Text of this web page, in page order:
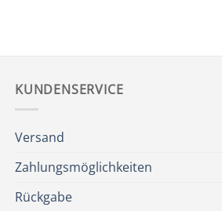
KUNDENSERVICE
Versand
Zahlungsmöglichkeiten
Rückgabe